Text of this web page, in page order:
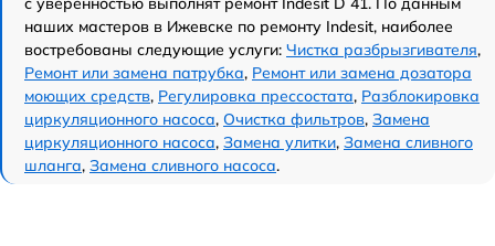
наших мастеров в Ижевске по ремонту Indesit, наиболее
востребованы следующие услуги: Чистка разбрызгивателя,
Ремонт или замена патрубка, Ремонт или замена дозатора
моющих средств, Регулировка прессостата, Разблокировка
циркуляционного насоса, Очистка фильтров, Замена
циркуляционного насоса, Замена улитки, Замена сливного
шланга, Замена сливного насоса.